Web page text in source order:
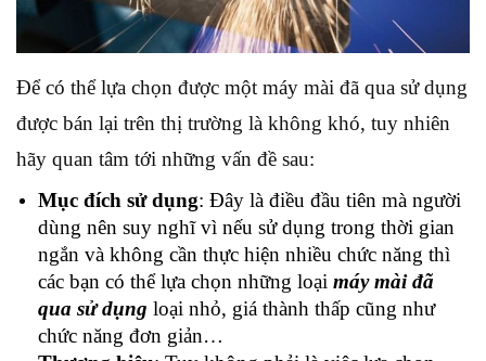
Để có thể lựa chọn được một máy mài đã qua sử dụng
được bán lại trên thị trường là không khó, tuy nhiên
hãy quan tâm tới những vấn đề sau:
Mục đích sử dụng: Đây là điều đầu tiên mà người
dùng nên suy nghĩ vì nếu sử dụng trong thời gian
ngắn và không cần thực hiện nhiều chức năng thì
các bạn có thể lựa chọn những loại máy mài đã
qua sử dụng loại nhỏ, giá thành thấp cũng như
chức năng đơn giản…